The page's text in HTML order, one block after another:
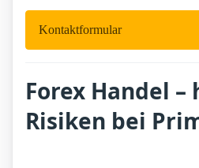
Kontaktformular
Forex Handel –
Risiken bei